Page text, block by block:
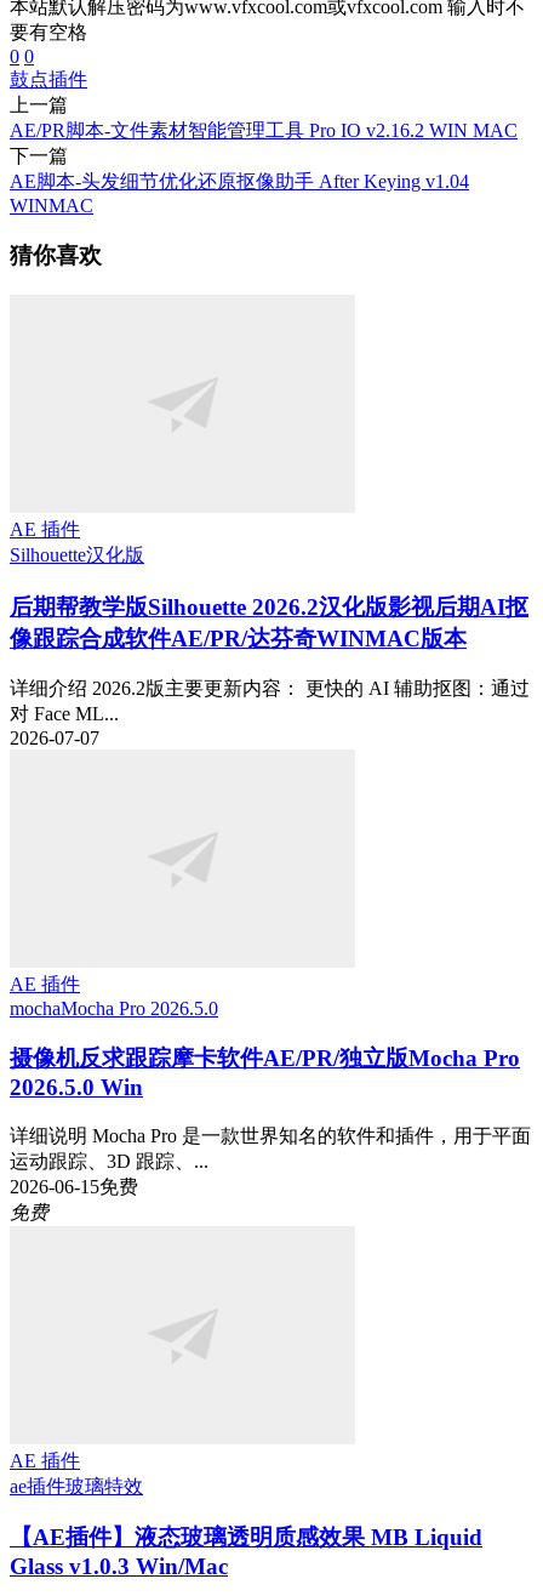
本站默认解压密码为www.vfxcool.com或vfxcool.com 输入时不
要有空格
0 0
鼓点插件
上一篇
AE/PR脚本-文件素材智能管理工具 Pro IO v2.16.2 WIN MAC
下一篇
AE脚本-头发细节优化还原抠像助手 After Keying v1.04
WINMAC
猜你喜欢
AE 插件
Silhouette汉化版
后期帮教学版Silhouette 2026.2汉化版影视后期AI抠
像跟踪合成软件AE/PR/达芬奇WINMAC版本
详细介绍 2026.2版主要更新内容： 更快的 AI 辅助抠图：通过
对 Face ML...
2026-07-07
AE 插件
mochaMocha Pro 2026.5.0
摄像机反求跟踪摩卡软件AE/PR/独立版Mocha Pro
2026.5.0 Win
详细说明 Mocha Pro 是一款世界知名的软件和插件，用于平面
运动跟踪、3D 跟踪、...
2026-06-15免费
免费
AE 插件
ae插件玻璃特效
【AE插件】液态玻璃透明质感效果 MB Liquid
Glass v1.0.3 Win/Mac